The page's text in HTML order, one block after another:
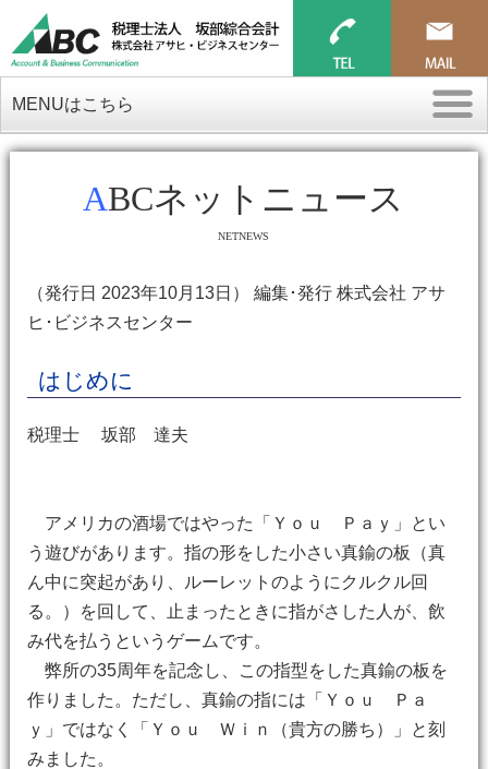
MENUはこちら
ABCネットニュース
NETNEWS
（発行日 2023年10月13日） 編集･発行 株式会社 アサ
ヒ･ビジネスセンター
はじめに
税理士 坂部 達夫
アメリカの酒場ではやった「Ｙｏｕ Ｐａｙ」とい
う遊びがあります。指の形をした小さい真鍮の板（真
ん中に突起があり、ルーレットのようにクルクル回
る。）を回して、止まったときに指がさした人が、飲
み代を払うというゲームです。
弊所の35周年を記念し、この指型をした真鍮の板を
作りました。ただし、真鍮の指には「Ｙｏｕ Ｐａ
ｙ」ではなく「Ｙｏｕ Ｗｉｎ（貴方の勝ち）」と刻
みました。